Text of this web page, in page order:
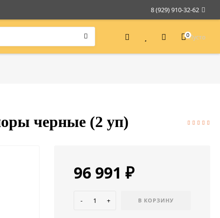
8 (929) 910-32-62
0Пусто
черные (2 уп)
96 991₽
- + В КОРЗИНУ